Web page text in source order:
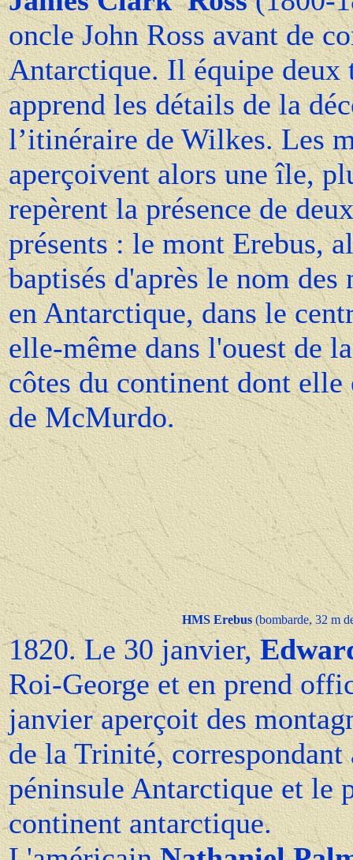
oncle John Ross avant de
Antarctique. Il équipe deux
apprend les détails de la
l’itinéraire de Wilkes. Les
aperçoivent alors une île,
repèrent la présence de
présents : le mont Erebus,
baptisés d'après le nom
en Antarctique, dans le
elle-même dans l'ouest de
côtes du continent dont elle
de McMurdo.
HMS Erebus(bombarde, 32 m
1820. Le 30 janvier,
Roi-George et en prend
janvier aperçoit des
de la Trinité,
péninsule Antarctique et le
continent antarctique.